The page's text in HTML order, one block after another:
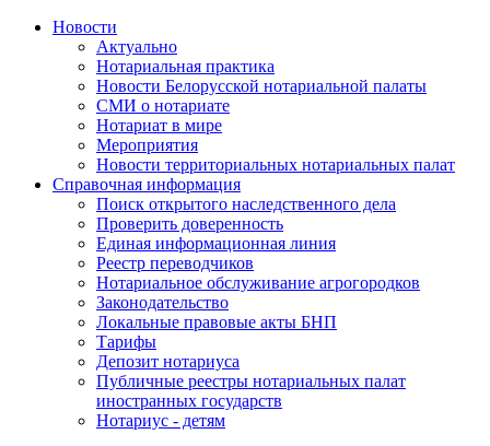
Новости
Актуально
Нотариальная практика
Новости Белорусской нотариальной палаты
СМИ о нотариате
Нотариат в мире
Мероприятия
Новости территориальных нотариальных палат
Справочная информация
Поиск открытого наследственного дела
Проверить доверенность
Единая информационная линия
Реестр переводчиков
Нотариальное обслуживание агрогородков
Законодательство
Локальные правовые акты БНП
Тарифы
Депозит нотариуса
Публичные реестры нотариальных палат
иностранных государств
Нотариус - детям